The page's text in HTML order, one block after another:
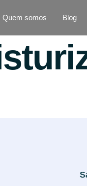
Quem somos Blog